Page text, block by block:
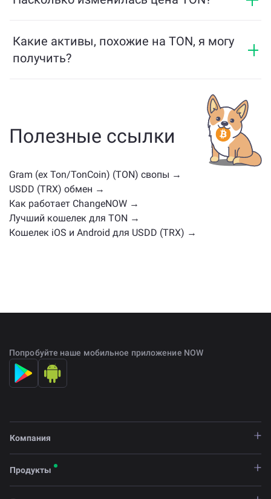
активы между разными блокчейнами.
часа.
Какие активы, похожие на TON, я могу
получить?
— будь то стейблкоин, утилитарный токен, токен
управления или другой тип. Обычно это другие
криптовалюты с похожими случаями
использования или рыночными позициями.
Проверьте все доступные активы для обмена на
главной странице обмена.
Полезные ссылки
Gram (ex Ton/TonCoin) (TON) свопы →
USDD (TRX) обмен →
Как работает ChangeNOW →
Лучший кошелек для TON →
Кошелек iOS и Android для USDD (TRX) →
Попробуйте наше мобильное приложение NOW
Компания
Продукты